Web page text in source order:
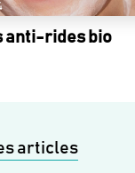
anti-rides bio
articles